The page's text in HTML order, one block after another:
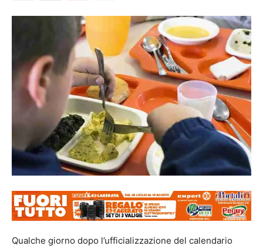
Qualche giorno dopo l’ufficializzazione del calendario